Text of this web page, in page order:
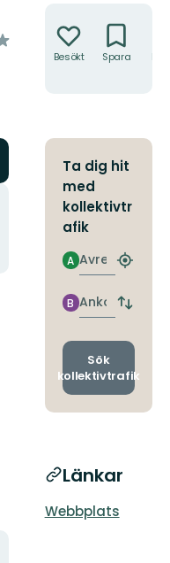
Besökt Spara
Ta dig hit
med
kollektivtr
afik
Avresa
A
Hitta
Ankomst
B
Byt
och
Sök
kollektivtrafik
Länkar
Webbplats